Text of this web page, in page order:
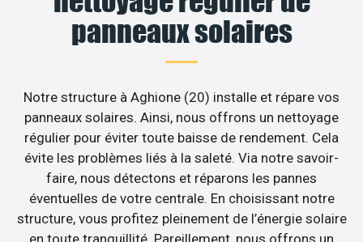
panneaux solaires
Notre structure à Aghione (20) installe et répare vos
panneaux solaires. Ainsi, nous offrons un nettoyage
régulier pour éviter toute baisse de rendement. Cela
évite les problèmes liés à la saleté. Via notre savoir-
faire, nous détectons et réparons les pannes
éventuelles de votre centrale. En choisissant notre
structure, vous profitez pleinement de l’énergie solaire